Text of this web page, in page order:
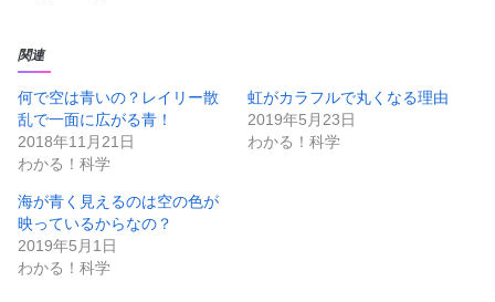
t
t
e
r
で
共
有
新
し
い
ウ
ィ
ン
ド
共
有
す
る
に
は
ッ
ク
し
て
く
だ
関連
何で空は青いの？レイリー散
乱で一面に広がる青！
2018年11月21日
わかる！科学
虹がカラフルで丸くなる理由
2019年5月23日
わかる！科学
海が青く見えるのは空の色が
映っているからなの？
2019年5月1日
わかる！科学